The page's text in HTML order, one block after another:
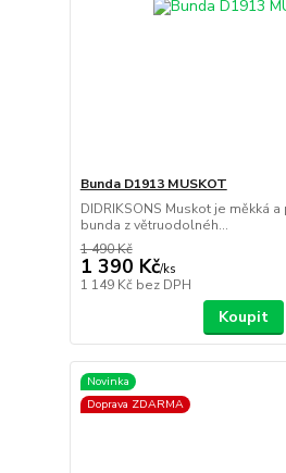
Bunda D1913 MUSKOT
DIDRIKSONS Muskot je měkká
bunda z větruodolnéh...
1 490 Kč
1 390 Kč/ks
1 149 Kč bez DPH
Koupit
Novinka
Doprava ZDARMA